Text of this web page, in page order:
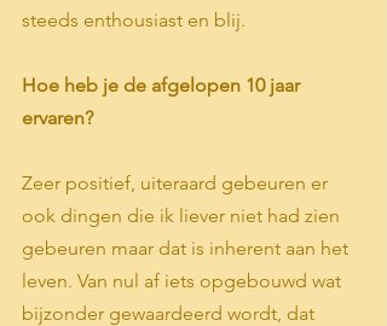
steeds enthousiast en blij.
Hoe heb je de afgelopen 10 jaar
ervaren?
Zeer positief, uiteraard gebeuren er
ook dingen die ik liever niet had zien
gebeuren maar dat is inherent aan het
leven. Van nul af iets opgebouwd wat
bijzonder gewaardeerd wordt, dat